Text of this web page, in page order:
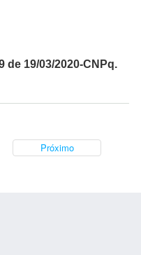
de 19/03/2020-CNPq.
Próximo